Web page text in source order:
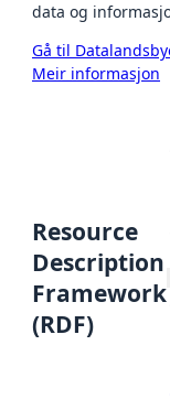
data og
Gå til
Meir informasjon
Resource
Description
Framework
(RDF)